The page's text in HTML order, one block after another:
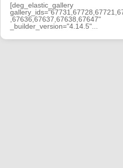
[deg_elastic_gallery
,67636,67637,67638,67647"
_builder_version="4.14.5"...